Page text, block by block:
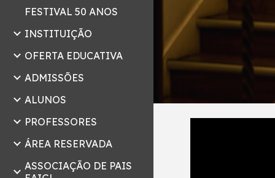
FESTIVAL 50 ANOS
INSTITUIÇÃO
OFERTA EDUCATIVA
ADMISSÕES
ALUNOS
PROFESSORES
ÁREA RESERVADA
ASSOCIAÇÃO DE PAIS